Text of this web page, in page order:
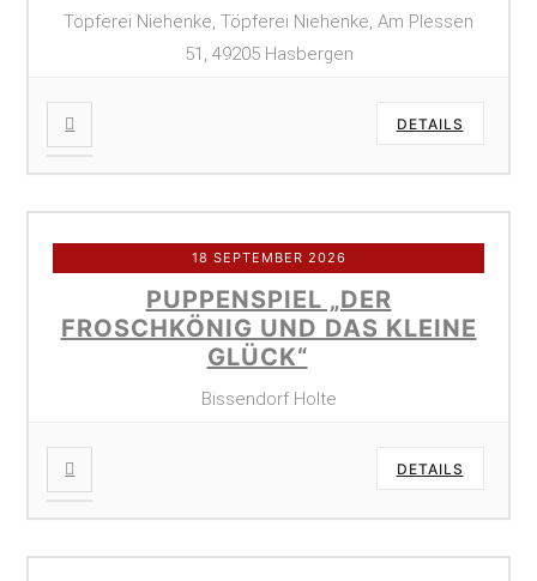
Töpferei Niehenke, Töpferei Niehenke, Am Plessen
51, 49205 Hasbergen
DETAILS
18 SEPTEMBER 2026
PUPPENSPIEL „DER
FROSCHKÖNIG UND DAS KLEINE
GLÜCK“
Bissendorf Holte
DETAILS